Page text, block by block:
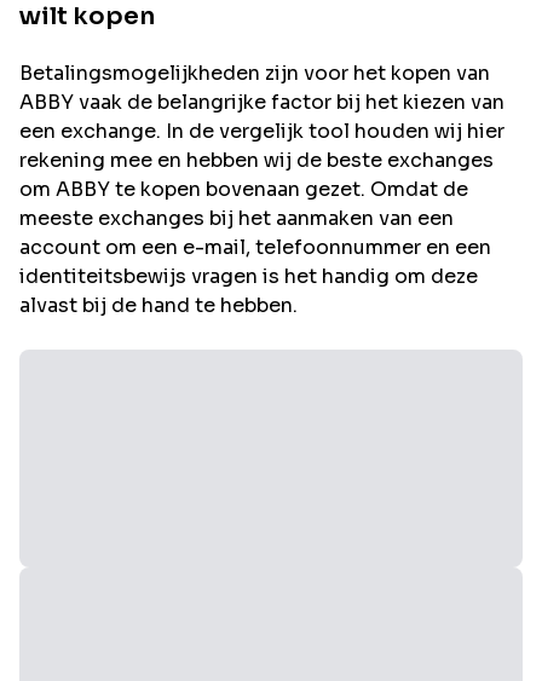
wilt kopen
Betalingsmogelijkheden zijn voor het kopen van
ABBYvaak de belangrijke factor bij het kiezen van
een exchange. In de vergelijk tool houden wij hier
rekening mee en hebben wij de beste exchanges
om ABBYte kopen bovenaan gezet. Omdat de
meeste exchanges bij het aanmaken van een
account om een e-mail, telefoonnummer en een
identiteitsbewijs vragen is het handig om deze
alvast bij de hand te hebben.